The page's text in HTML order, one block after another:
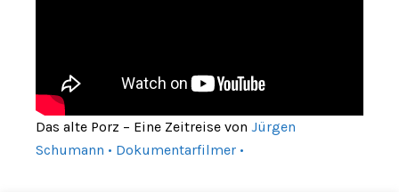
Das alte Porz – Eine Zeitreise von Jürgen
Schumann • Dokumentarfilmer •